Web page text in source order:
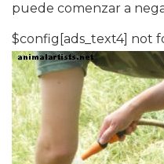
puede comenzar a
$config[ads_text4] not